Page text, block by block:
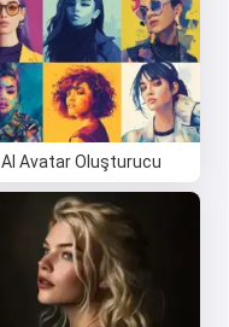
AI Avatar Oluşturucu